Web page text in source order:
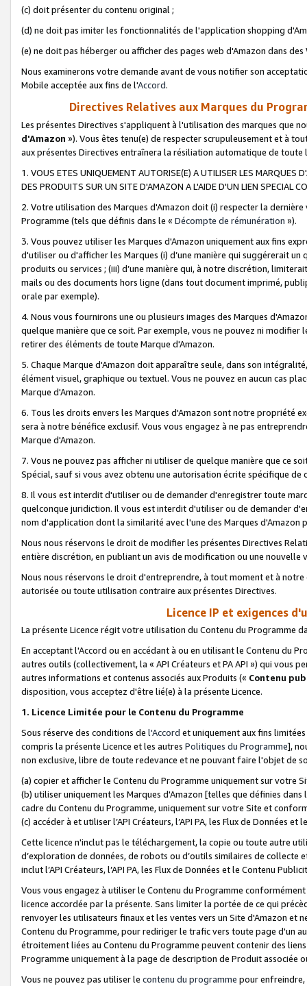
(c) doit présenter du contenu original ;
(d) ne doit pas imiter les fonctionnalités de l'application shopping
(e) ne doit pas héberger ou afficher des pages web d'Amazon dans
Nous examinerons votre demande avant de vous notifier son
Mobile acceptée aux fins de l'Accord.
Directives Relatives aux Marques du
Les présentes Directives s'appliquent à l'utilisation des marques que
d'Amazon »). Vous êtes tenu(e) de respecter scrupuleusement et à
aux présentes Directives entraînera la résiliation automatique de
1. VOUS ETES UNIQUEMENT AUTORISE(E) A UTILISER LES MARQUES
DES PRODUITS SUR UN SITE D'AMAZON A L'AIDE D'UN LIEN SPECIAL
2. Votre utilisation des Marques d'Amazon doit (i) respecter la
Programme (tels que définis dans le « Décompte de rémunération »).
3. Vous pouvez utiliser les Marques d'Amazon uniquement aux fins
d'utiliser ou d'afficher les Marques (i) d’une manière qui suggérerait
produits ou services ; (iii) d’une manière qui, à notre discrétion,
mails ou des documents hors ligne (dans tout document imprimé,
orale par exemple).
4. Nous vous fournirons une ou plusieurs images des Marques
quelque manière que ce soit. Par exemple, vous ne pouvez ni
retirer des éléments de toute Marque d'Amazon.
5. Chaque Marque d'Amazon doit apparaître seule, dans son
élément visuel, graphique ou textuel. Vous ne pouvez en aucun cas
Marque d'Amazon.
6. Tous les droits envers les Marques d'Amazon sont notre propriété
sera à notre bénéfice exclusif. Vous vous engagez à ne pas
Marque d'Amazon.
7. Vous ne pouvez pas afficher ni utiliser de quelque manière que ce
Spécial, sauf si vous avez obtenu une autorisation écrite spécifique de
8. Il vous est interdit d'utiliser ou de demander d'enregistrer toute
quelconque juridiction. Il vous est interdit d'utiliser ou de demander
nom d'application dont la similarité avec l'une des Marques
Nous nous réservons le droit de modifier les présentes Directives
entière discrétion, en publiant un avis de modification ou une nouvelle
Nous nous réservons le droit d'entreprendre, à tout moment et à
autorisée ou toute utilisation contraire aux présentes Directives.
Licence IP et exigences
La présente Licence régit votre utilisation du Contenu du Programme
En acceptant l'Accord ou en accédant à ou en utilisant le Contenu du
autres outils (collectivement, la « API Créateurs et PA API ») qui vous
autres informations et contenus associés aux Produits (« Contenu
disposition, vous acceptez d'être lié(e) à la présente Licence.
1. Licence Limitée pour le Contenu du Programme
Sous réserve des conditions de l'Accord et uniquement aux fins
compris la présente Licence et les autres Politiques du Programme],
non exclusive, libre de toute redevance et ne pouvant faire l'objet de
(a) copier et afficher le Contenu du Programme uniquement sur votre
(b) utiliser uniquement les Marques d'Amazon [telles que définies dans
cadre du Contenu du Programme, uniquement sur votre Site et
(c) accéder à et utiliser l’API Créateurs, l’API PA, les Flux de Données
Cette licence n'inclut pas le téléchargement, la copie ou toute autre
d’exploration de données, de robots ou d’outils similaires de
inclut l’API Créateurs, l’API PA, les Flux de Données et le Contenu
Vous vous engagez à utiliser le Contenu du Programme
licence accordée par la présente. Sans limiter la portée de ce qui
renvoyer les utilisateurs finaux et les ventes vers un Site d'Amazon et
Contenu du Programme, pour rediriger le trafic vers toute page d'un
étroitement liées au Contenu du Programme peuvent contenir des
Programme uniquement à la page de description de Produit associée
Vous ne pouvez pas utiliser le contenu du programme pour